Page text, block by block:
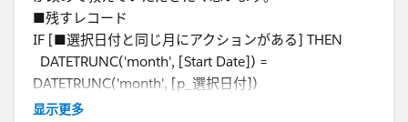
■残すレコード
IF [■選択日付と同じ月にアクションがある] THEN
DATETRUNC('month', [Start Date]) =
DATETRUNC('month', [p_選択日付])
ELSE
显示更多